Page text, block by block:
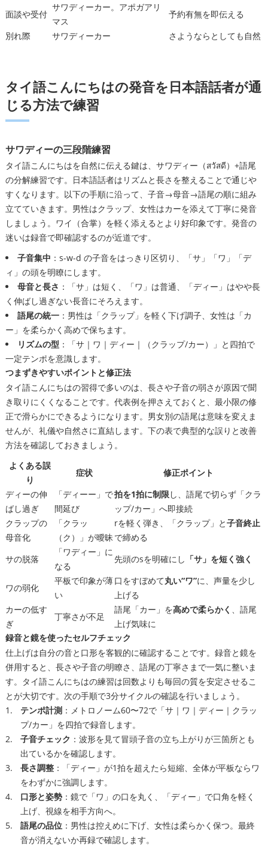
面談や受付
サワディーカー。アポガアリ
マス
予約有無を即伝える
別れ際
サワディーカー さようならとしても自然
タイ語こんにちはの発音を日本語話者が通
じる方法で練習
サワディーの三段階練習
タイ語こんにちはを自然に伝える鍵は、サワディー（สวัสดี）+語尾
の分解練習です。日本語話者はリズムと長さを整えることで通じや
すくなります。以下の手順に沿って、子音→母音→語尾の順に組み
立てていきます。男性はクラップ、女性はカーを添えて丁寧に発音
しましょう。ワイ（合掌）を軽く添えるとより好印象です。発音の
迷いは録音で即確認するのが近道です。
子音集中 ：s-w-d の子音をはっきり区切り、「サ」「ワ」「デ
ィ」の頭を明瞭にします。
母音と長さ ：「サ」は短く、「ワ」は普通、「ディー」はやや長
く伸ばし過ぎない長音にそろえます。
語尾の統一：男性は「クラップ」を軽く下げ調子、女性は「カ
ー」を柔らかく高めで保ちます。
リズムの型 ：「サ｜ワ｜ディー｜（クラップ/カー）」と四拍で
一定テンポを意識します。
つまずきやすいポイントと修正法
タイ語こんにちはの習得で多いのは、長さや子音の弱さが原因で聞
き取りにくくなることです。代表例を押さえておくと、最小限の修
正で滑らかにできるようになります。男女別の語尾は意味を変えま
せんが、礼儀や自然さに直結します。下の表で典型的な誤りと改善
方法を確認しておきましょう。
よくある誤
り
症状
修正ポイント
ディーの伸
ばし過ぎ
「ディーー」で
間延び
拍を1拍に制限 し、語尾で切らず「クラ
ップ/カー」へ即接続
クラップの
母音化
「クラッ
（ク）」が曖昧
rを軽く弾き、「クラップ」と子音終止
で締める
サの脱落
「ワディー」に
なる
先頭のsを明確にし 「サ」を短く強く
ワの弱化
平板で印象が薄
い
口をすぼめて丸い“ワ”に、声量を少し
上げる
カーの低す
ぎ
丁寧さが不足
語尾「カー」を高めで柔らかく
、語尾
上げ気味に
録音と鏡を使ったセルフチェック
仕上げは自分の音と口形を客観的に確認することです。録音と鏡を
併用すると、長さや子音の明瞭さ、語尾の丁寧さまで一気に整いま
す。タイ語こんにちはの練習は回数よりも毎回の質を安定させるこ
とが大切です。次の手順で3分サイクルの確認を行いましょう。
テンポ計測：メトロノーム60〜72で「サ｜ワ｜ディー｜クラッ
プ/カー」を四拍で録音します。
子音チェック ：波形を見て冒頭子音の立ち上がりが三箇所とも
出ているかを確認します。
長さ調整：「ディー」が1拍を超えたら短縮、全体が平板ならワ
をわずかに強調します。
口形と姿勢：鏡で「ワ」の口を丸く、「ディー」で口角を軽く
上げ、視線を相手方向へ。
語尾の品位：男性は控えめに下げ、女性は柔らかく保つ。最終
音が消えないか再録で確認します。